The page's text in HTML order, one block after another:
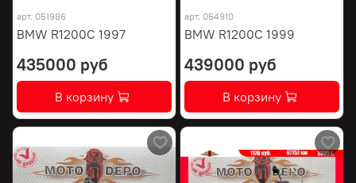
арт. 051986
BMW R1200C 1997
435000 руб
В корзину
арт. 054910
BMW R1200C 1999
439000 руб
В корзину